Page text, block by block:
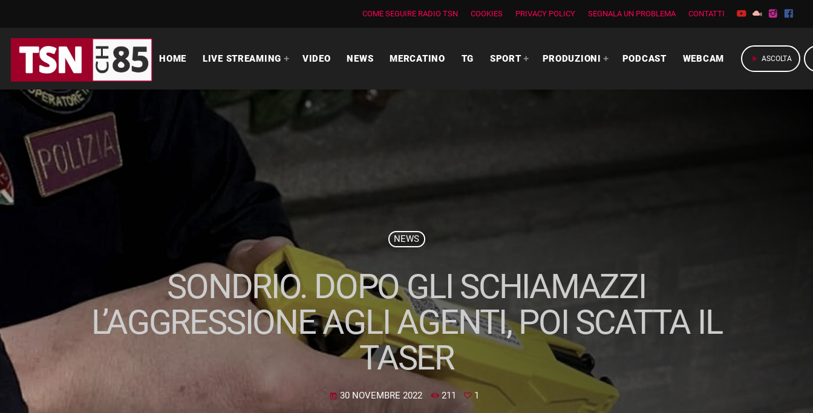
COME SEGUIRE RADIO TSN COOKIES PRIVACY POLICY SEGNALA UN PROBLEMA CONTATTI
HOME LIVE STREAMING VIDEO NEWS MERCATINO TG SPORT PRODUZIONI PODCAST WEBCAM play_arrow ASCOLTA
NEWS
SONDRIO. DOPO GLI SCHIAMAZZI
L’AGGRESSIONE AGLI AGENTI, POI SCATTA IL
TASER
today 30 NOVEMBRE 2022 211 1